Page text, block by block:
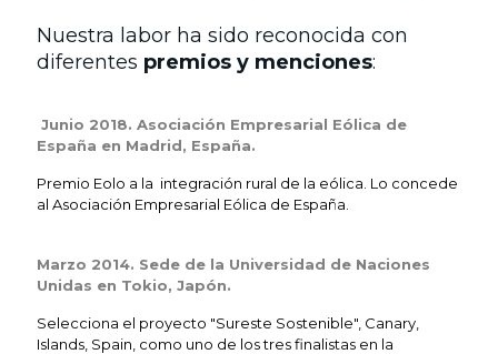
Nuestra labor ha sido reconocida con
diferentes premios y menciones:
Junio 2018. Asociación Empresarial Eólica de
España en Madrid, España.
Premio Eolo a la integración rural de la eólica. Lo concede
al Asociación Empresarial Eólica de España.
Marzo 2014. Sede de la Universidad de Naciones
Unidas en Tokio, Japón.
Selecciona el proyecto "Sureste Sostenible", Canary,
Islands, Spain, como uno de los tres finalistas en la